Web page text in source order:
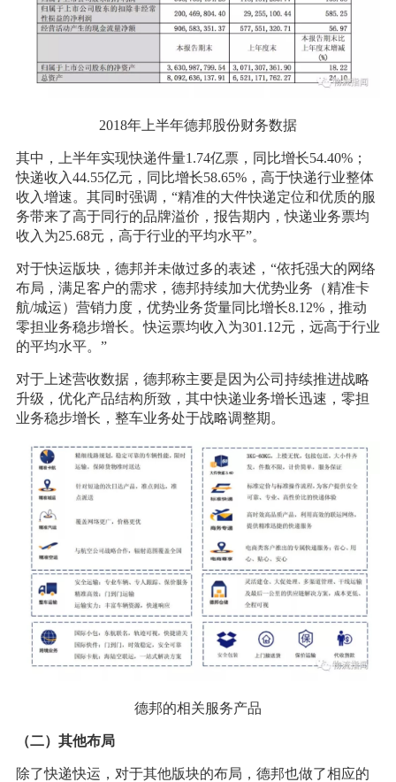
2018年上半年德邦股份财务数据
其中，上半年实现快递件量1.74亿票，同比增长54.40%；
快递收入44.55亿元，同比增长58.65%，高于快递行业整体
收入增速。其同时强调，“精准的大件快递定位和优质的服
务带来了高于同行的品牌溢价，报告期内，快递业务票均
收入为25.68元，高于行业的平均水平”。
对于快运版块，德邦并未做过多的表述，“依托强大的网络
布局，满足客户的需求，德邦持续加大优势业务（精准卡
航/城运）营销力度，优势业务货量同比增长8.12%，推动
零担业务稳步增长。快运票均收入为301.12元，远高于行业
的平均水平。”
对于上述营收数据，德邦称主要是因为公司持续推进战略
升级，优化产品结构所致，其中快递业务增长迅速，零担
业务稳步增长，整车业务处于战略调整期。
德邦的相关服务产品
（二）其他布局
除了快递快运，对于其他版块的布局，德邦也做了相应的